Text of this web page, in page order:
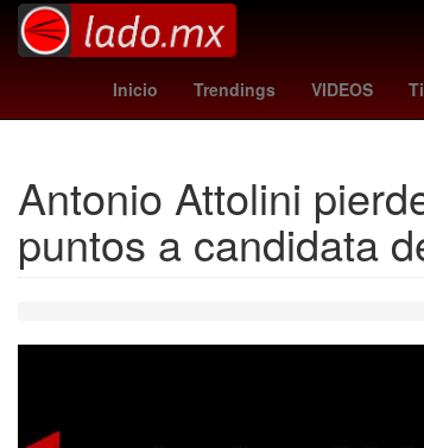
Inicio Trendings VIDEOS
coby white Golden State
Antonio Attolini
puntos a candidata